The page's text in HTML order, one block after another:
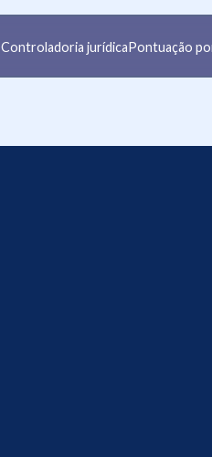
Controladoria jurídicaPontuação